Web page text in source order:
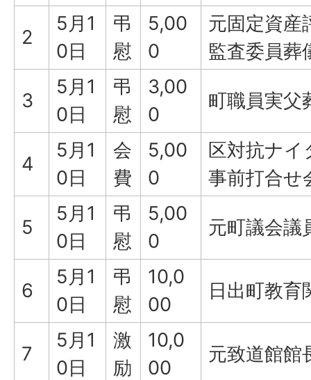
2
5月1
0日
弔
慰
5,00
0
元固定資産
監査委員葬
3
5月1
0日
弔
慰
3,00
0
町職員実父
4
5月1
0日
会
費
5,00
0
区対抗ナイ
事前打合せ
5
5月1
0日
弔
慰
5,00
0
元町議会議
6
5月1
0日
弔
慰
10,0
00
日出町教育
7
5月1
0日
激
励
10,0
00
元致道館館